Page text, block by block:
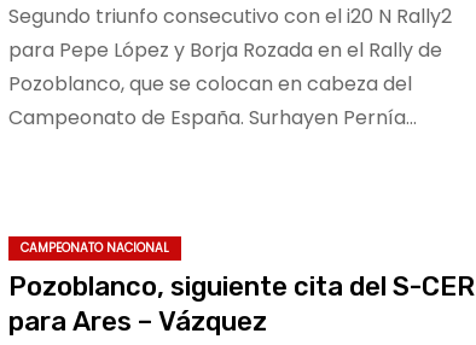
Segundo triunfo consecutivo con el i20 N Rally2
para Pepe López y Borja Rozada en el Rally de
Pozoblanco, que se colocan en cabeza del
Campeonato de España. Surhayen Pernía…
CAMPEONATO NACIONAL
Pozoblanco, siguiente cita del S-CER
para Ares – Vázquez